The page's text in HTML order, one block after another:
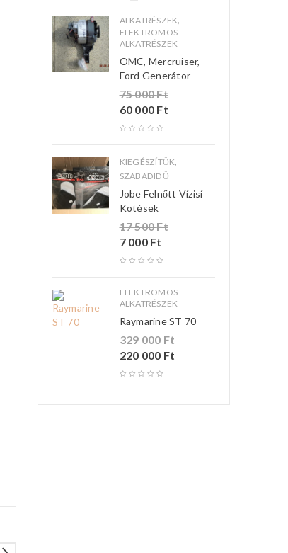
ALKATRÉSZEK,
ELEKTROMOS
ALKATRÉSZEK
OMC, Mercruiser,
Ford Generátor
75 000Ft
60 000 Ft
KIEGÉSZÍTŐK,
SZABADIDŐ
Jobe Felnőtt Vízisí
Kötések
17 500Ft
7 000 Ft
ELEKTROMOS
ALKATRÉSZEK
Raymarine ST 70
329 000Ft
220 000 Ft